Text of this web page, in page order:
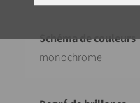
monochrome